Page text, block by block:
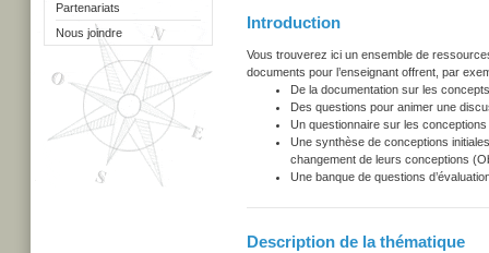
Partenariats
Nous joindre
Introduction
Vous trouverez ici un ensemble de
documents pour l’enseignant offrent, par
De la documentation sur les
Des questions pour animer une
Un questionnaire sur les
Une synthèse de conceptions
changement de leurs conceptions
Une banque de questions
Description de la thématique